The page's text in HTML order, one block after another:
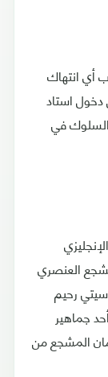
أي انتهاك
دخول استاد
السلوك في
العنصري
رحيم
جماهير
المشجع من